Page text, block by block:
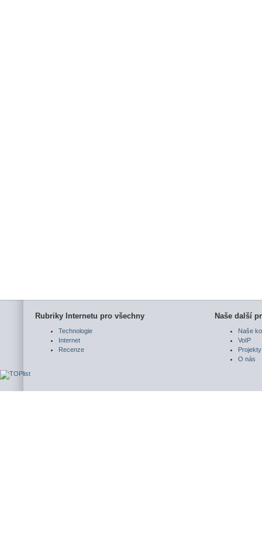
Rubriky Internetu pro všechny
Technologie
Internet
Recenze
Naše další
Naše
VoIP
Projekty
O nás